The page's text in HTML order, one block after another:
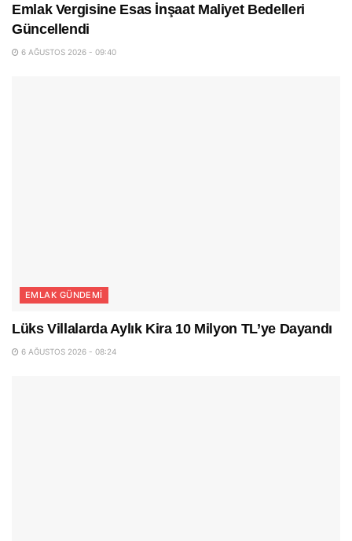
Emlak Vergisine Esas İnşaat Maliyet Bedelleri
Güncellendi
6 AĞUSTOS 2026 - 09:40
EMLAK GÜNDEMI
Lüks Villalarda Aylık Kira 10 Milyon TL’ye Dayandı
6 AĞUSTOS 2026 - 08:24